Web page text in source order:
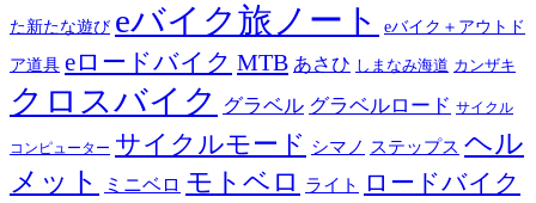
た新たな遊び eバイク旅ノート
eバイク＋アウトド
ア道具 eロードバイク MTB あさひ しまなみ海道 カンザキ
クロスバイク グラベル グラベルロード サイクル
コンピューター サイクルモード シマノ ステップス ヘル
メット
ミニベロ モトベロ ライト
ロードバイク